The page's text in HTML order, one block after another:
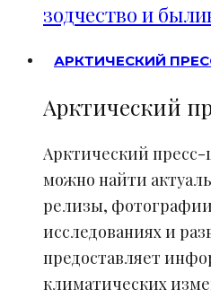
зодчество и
АРКТИЧЕСКИЙ
Арктический
Арктический пресс-
можно найти
релизы,
исследованиях и
предоставляет
климатических